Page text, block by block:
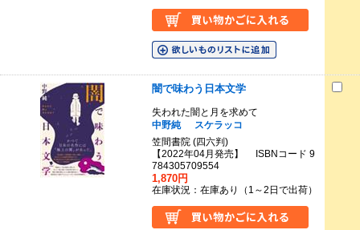
闇で味わう日本文学
失われた闇と月を求めて
中野純
スケラッコ
笠間書院 (四六判)
【2022年04月発売】 ISBNコード 9
784305709554
1,870円
在庫状況：在庫あり（1～2日で出荷）